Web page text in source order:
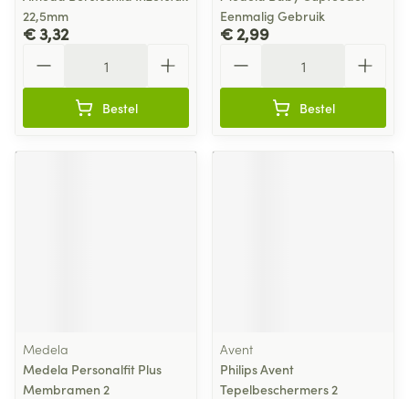
22,5mm
€ 3,32
Bestel
Eenmalig Gebruik
€ 2,99
Bestel
Medela
Medela Personalfit Plus
Membramen 2
Avent
Philips Avent
Tepelbeschermers 2